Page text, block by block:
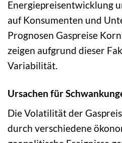
Energiepreisentwicklung
auf Konsumenten und
Prognosen Gaspreise
zeigen aufgrund dieser
Variabilität.
Ursachen für
Die Volatilität der
durch verschiedene